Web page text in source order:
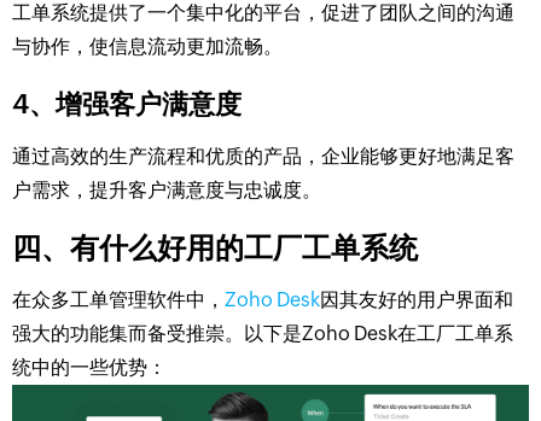
工单系统提供了一个集中化的平台，促进了团队之间的沟通
与协作，使信息流动更加流畅。
4、增强客户满意度
通过高效的生产流程和优质的产品，企业能够更好地满足客
户需求，提升客户满意度与忠诚度。
四、有什么好用的工厂工单系统
在众多工单管理软件中， Zoho Desk因其友好的用户界面和
强大的功能集而备受推崇。以下是Zoho Desk在工厂工单系
统中的一些优势：